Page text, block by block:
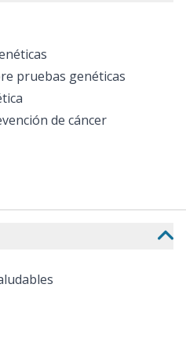
pruebas genéticas
de cáncer